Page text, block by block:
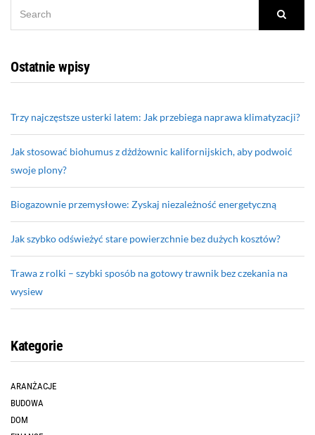
Ostatnie wpisy
Trzy najczęstsze usterki latem: Jak przebiega naprawa klimatyzacji?
Jak stosować biohumus z dżdżownic kalifornijskich, aby podwoić
swoje plony?
Biogazownie przemysłowe: Zyskaj niezależność energetyczną
Jak szybko odświeżyć stare powierzchnie bez dużych kosztów?
Trawa z rolki – szybki sposób na gotowy trawnik bez czekania na
wysiew
Kategorie
ARANŻACJE
BUDOWA
DOM